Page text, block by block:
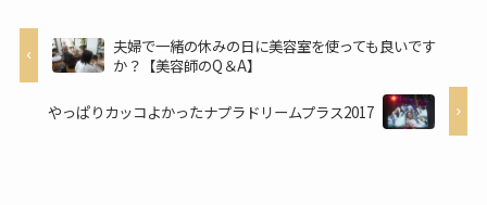
夫婦で一緒の休みの日に美容室を使っても良いです
か？【美容師のQ＆A】
やっぱりカッコよかったナプラドリームプラス2017